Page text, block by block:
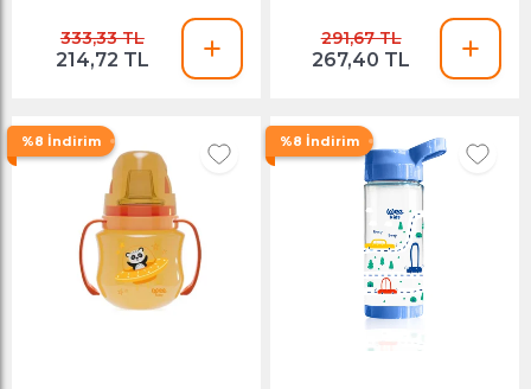
333,33 TL
214,72 TL
291,67 TL
267,40 TL
%8 İndirim %8 İndirim